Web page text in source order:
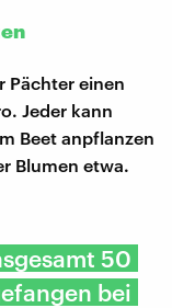
Pächter einen
Jeder kann
Beet anpflanzen
Blumen etwa.
50
bei